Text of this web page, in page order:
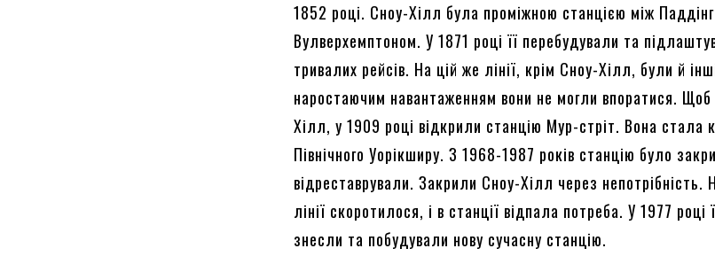
1852 році. Сноу-Хілл була проміжною станцією між
Вулверхемптоном. У 1871 році її перебудували та
тривалих рейсів. На цій же лінії, крім Сноу-Хілл, були й
наростаючим навантаженням вони не могли впоратися.
Хілл, у 1909 році відкрили станцію Мур-стріт. Вона стала
Північного Уорікширу. З 1968-1987 років станцію було
відреставрували. Закрили Сноу-Хілл через непотрібність.
лінії скоротилося, і в станції відпала потреба. У 1977 році
знесли та побудували нову сучасну станцію.